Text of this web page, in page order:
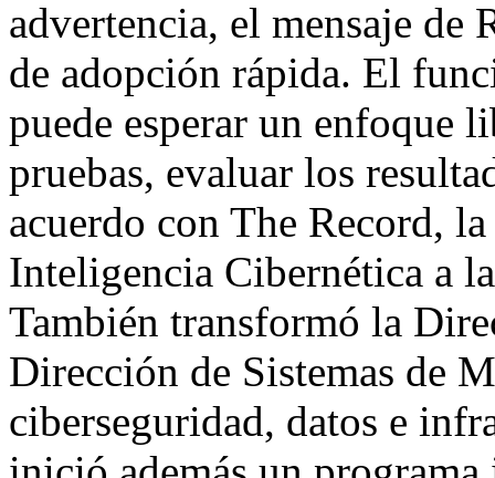
advertencia, el mensaje de
de adopción rápida. El
puede esperar un enfoque
pruebas, evaluar los
acuerdo con The Record,
Inteligencia Cibernética a
También transformó la
Dirección de Sistemas de
ciberseguridad, datos e